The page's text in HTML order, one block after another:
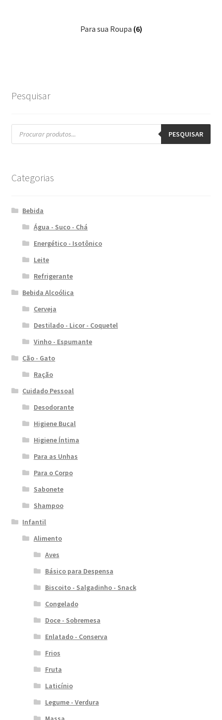
Para sua Roupa (6)
Pesquisar
Pesquisar
produtos PESQUISAR
Categorias
Bebida
Água - Suco - Chá
Energético - Isotônico
Leite
Refrigerante
Bebida Alcoólica
Cerveja
Destilado - Licor - Coquetel
Vinho - Espumante
Cão - Gato
Ração
Cuidado Pessoal
Desodorante
Higiene Bucal
Higiene Íntima
Para as Unhas
Para o Corpo
Sabonete
Shampoo
Infantil
Alimento
Aves
Básico para Despensa
Biscoito - Salgadinho - Snack
Congelado
Doce - Sobremesa
Enlatado - Conserva
Frios
Fruta
Laticínio
Legume - Verdura